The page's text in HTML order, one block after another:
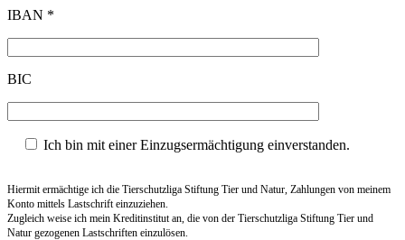
IBAN *
BIC
Ich bin mit einer Einzugsermächtigung einverstanden.
Hiermit ermächtige ich die Tierschutzliga Stiftung Tier und Natur, Zahlungen von meinem
Konto mittels Lastschrift einzuziehen.
Zugleich weise ich mein Kreditinstitut an, die von der Tierschutzliga Stiftung Tier und
Natur gezogenen Lastschriften einzulösen.